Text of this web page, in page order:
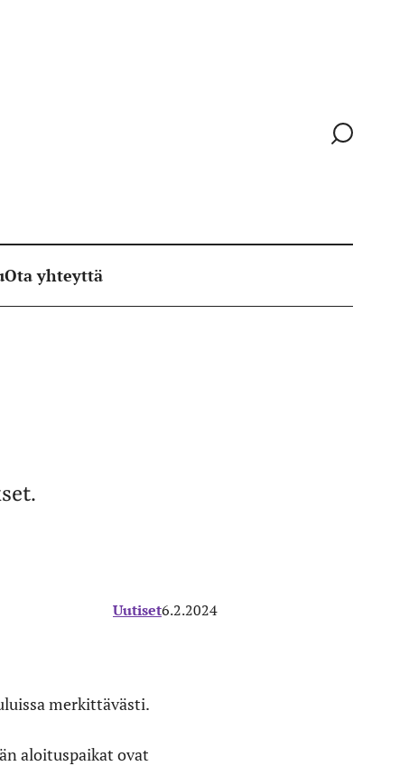
Siirry
Ota yhteyttä
Uutiset6.2.2024
merkittävästi.
aloituspaikat ovat